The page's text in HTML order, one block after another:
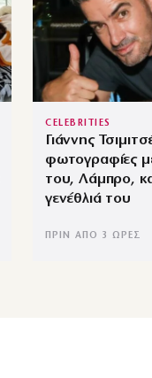
CELEBRITIES
Γιάννης
φωτογραφίες
του, Λάμπρο,
γενέθλιά του
ΠΡΙΝ ΑΠΌ 3 ΏΡΕΣ